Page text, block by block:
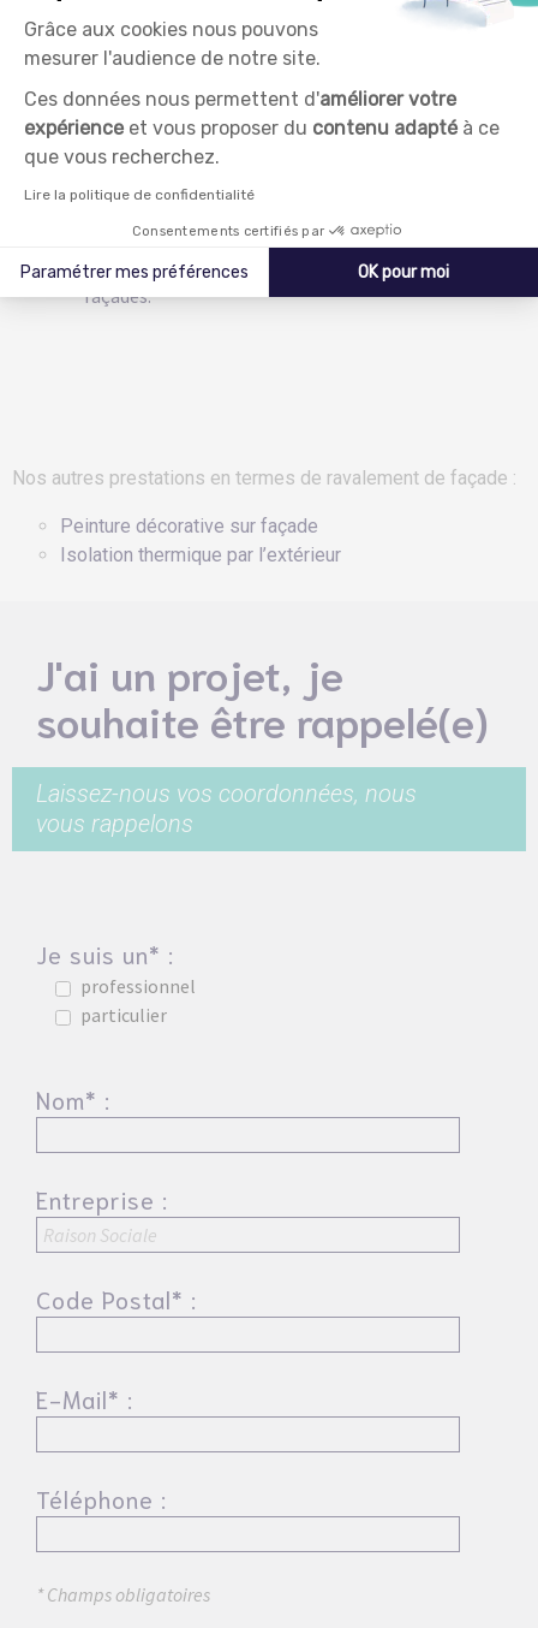
Grâce aux cookies nous pouvons
mesurer l'audience de notre site.
Ces données nous permettent d'améliorer votre
expérience et vous proposer du contenu adapté à ce
que vous recherchez.
Lire la politique de confidentialité
Consentements certifiés par
Paramétrer mes préférences OK pour moi
Axeptio consent
Plateforme de Gestion du Consentement : Personnalisez
composé de polymères offrant une résistance à la
fissuration de 0,2 mm à 2 mm (avec armature),
Ils s’appliquent en revêtement semi-épais avec des
aspects de finition lisse ou structuré, mat et
satiné,
Application d’enduit taloché ou gratté. Aspect
multiples,
Ces produits assainissent et protègent vos
façades.
Nos autres prestations en termes de ravalement de façade :
Peinture décorative sur façade
Isolation thermique par l’extérieur
J'ai un projet, je
souhaite être rappelé(e)
Laissez-nous vos coordonnées, nous
vous rappelons
Je suis un* :
professionnel
particulier
Nom* :
Entreprise :
Code Postal* :
E-Mail* :
Téléphone :
* Champs obligatoires